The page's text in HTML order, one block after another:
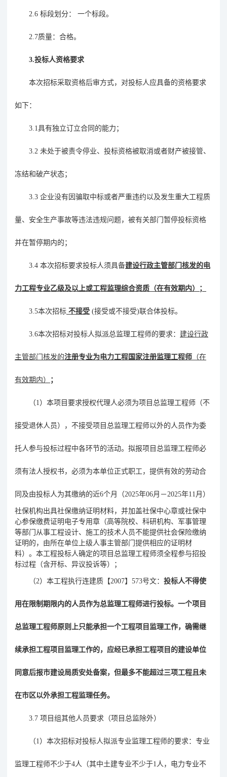
2.6 标段划分： 一个标段。
2.7质量：合格。
3.投标人资格要求
本次招标采取资格后审方式，对投标人应具备的资格要求
如下：
3.1具有独立订立合同的能力；
3.2 未处于被责令停业、投标资格被取消或者财产被接管、
冻结和破产状态；
3.3 企业没有因骗取中标或者严重违约以及发生重大工程质
量、安全生产事故等违法违规问题，被有关部门暂停投标资格
并在暂停期内的；
3.4 本次招标要求投标人须具备建设行政主管部门核发的电
力工程专业乙级及以上或工程监理综合资质（在有效期内） ；
3.5本次招标 不接受 (接受或不接受)联合体投标。
3.6本次招标对投标人拟派总监理工程师的要求： 建设行政
主管部门核发的注册专业为电力工程国家注册监理工程师 （在
有效期内） ；
（1 ）本项目要求授权代理人必须为项目总监理工程师 （不
接受退休人员 ） ，不接受项目总监理工程师以外的人员作为委
托人参与投标过程中各环节的活动。拟报项目总监理工程师必
须有法人授权书，必须为本单位正式职工，提供有效的劳动合
同及由投标人为其缴纳的近6个月（2025年06月－ 2025年11 月 ）
社保机构出具社保缴纳证明材料，并加盖社保中心章或社保中
心参保缴费证明电子专用章（高等院校、科研机构、军事管理
等部门从事工程设计、施工的技术人员不能提供社会保险缴纳
证明的，由所在单位上级人事主管部门提供相应的证明材
料）。本工程投标人确定的项目总监理工程师须全程参与招投
标过程（含开标、异议投诉等）；
（2）本工程执行连建质【2007】 573号文： 投标人不得使
用在限制期限内的人员作为总监理工程师进行投标。一个项目
总监理工程师原则上只能承担一个工程项目监理工作，确需继
续承担工程项目监理工作的，应经已承担工程项目的建设单位
同意后报市建设局质安处备案，但最多不能超过三项工程且未
在市区以外承担工程监理任务。
3.7 项目组其他人员要求（项目总监除外）
（1）本次招标对投标人拟派专业监理工程师的要求：专业
监理工程师不少于4人（其中土建专业不少于1人，电力专业不